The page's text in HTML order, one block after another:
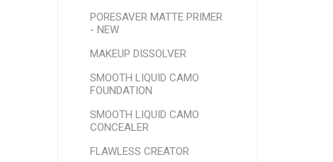
PORESAVER MATTE PRIMER
- NEW
MAKEUP DISSOLVER
SMOOTH LIQUID CAMO
FOUNDATION
SMOOTH LIQUID CAMO
CONCEALER
FLAWLESS CREATOR